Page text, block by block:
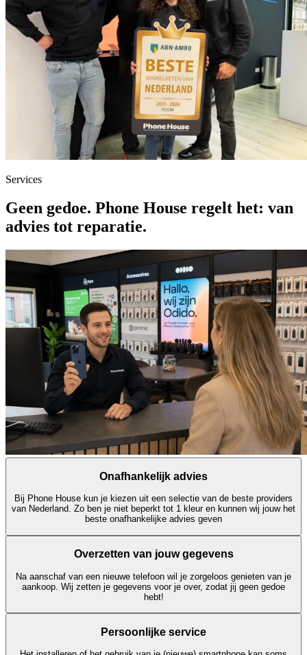
Services
Geen gedoe. Phone House regelt het: van
advies tot reparatie.
Onafhankelijk advies
Bij Phone House kun je kiezen uit een selectie van de beste providers
van Nederland. Zo ben je niet beperkt tot 1 kleur en kunnen wij jouw het
beste onafhankelijke advies geven
Overzetten van jouw gegevens
Na aanschaf van een nieuwe telefoon wil je zorgeloos genieten van je
aankoop. Wij zetten je gegevens voor je over, zodat jij geen gedoe
hebt!
Persoonlijke service